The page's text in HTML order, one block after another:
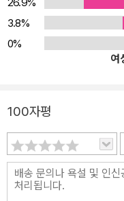
3.8%
0%
여
100자평